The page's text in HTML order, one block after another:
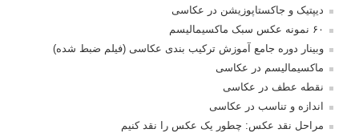
دیپتیک و جاکستا‌پوزیشن در عکاسی
۶۰ نمونه عکس سبک ماکسیمالیسم
وبینار دوره جامع آموزش ترکیب بندی عکاسی (فیلم ضبط شده)
ماکسیمالیسم در عکاسی
نقطه عطف در عکاسی
اندازه و تناسب در عکاسی
مراحل نقد عکس: چطور یک عکس را نقد کنیم